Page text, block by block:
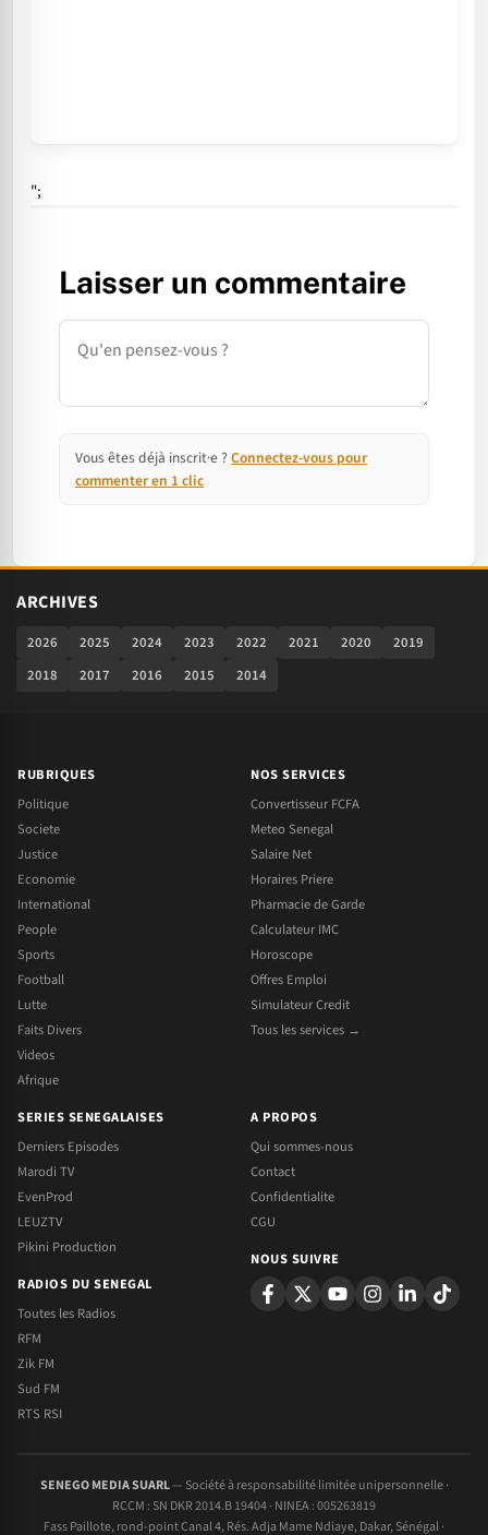
";
Laisser un commentaire
Commentaire
Vous êtes déjà inscrit·e ? Connectez-vous pour
commenter en 1 clic
ARCHIVES
2026 2025 2024 2023 2022 2021 2020
2019
2018
2017 2016 2015 2014
RUBRIQUES
Politique
Societe
Justice
Economie
International
People
Sports
Football
Lutte
Faits Divers
Videos
Afrique
NOS SERVICES
Convertisseur FCFA
Meteo Senegal
Salaire Net
Horaires Priere
Pharmacie de Garde
Calculateur IMC
Horoscope
Offres Emploi
Simulateur Credit
Tous les services →
SERIES SENEGALAISES
Derniers Episodes
Marodi TV
EvenProd
LEUZTV
Pikini Production
RADIOS DU SENEGAL
Toutes les Radios
RFM
Zik FM
Sud FM
RTS RSI
A PROPOS
Qui sommes-nous
Contact
Confidentialite
CGU
NOUS SUIVRE
SENEGO MEDIA SUARL— Société à responsabilité limitée unipersonnelle ·
RCCM : SN DKR 2014.B 19404 · NINEA : 005263819
Fass Paillote, rond-point Canal 4, Rés. Adja Mame Ndiaye, Dakar, Sénégal ·